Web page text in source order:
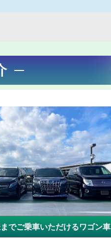
でご乗車いただけるワゴン車